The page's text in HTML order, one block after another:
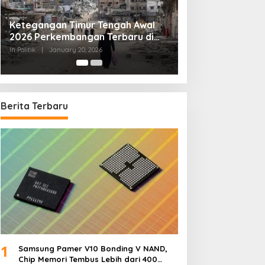
Tips Memilih Advokat yang Tepat
In Politik September 20, 2025
Berita Terbaru
1
Samsung Pamer V10 Bonding V NAND,
Chip Memori Tembus Lebih dari 400